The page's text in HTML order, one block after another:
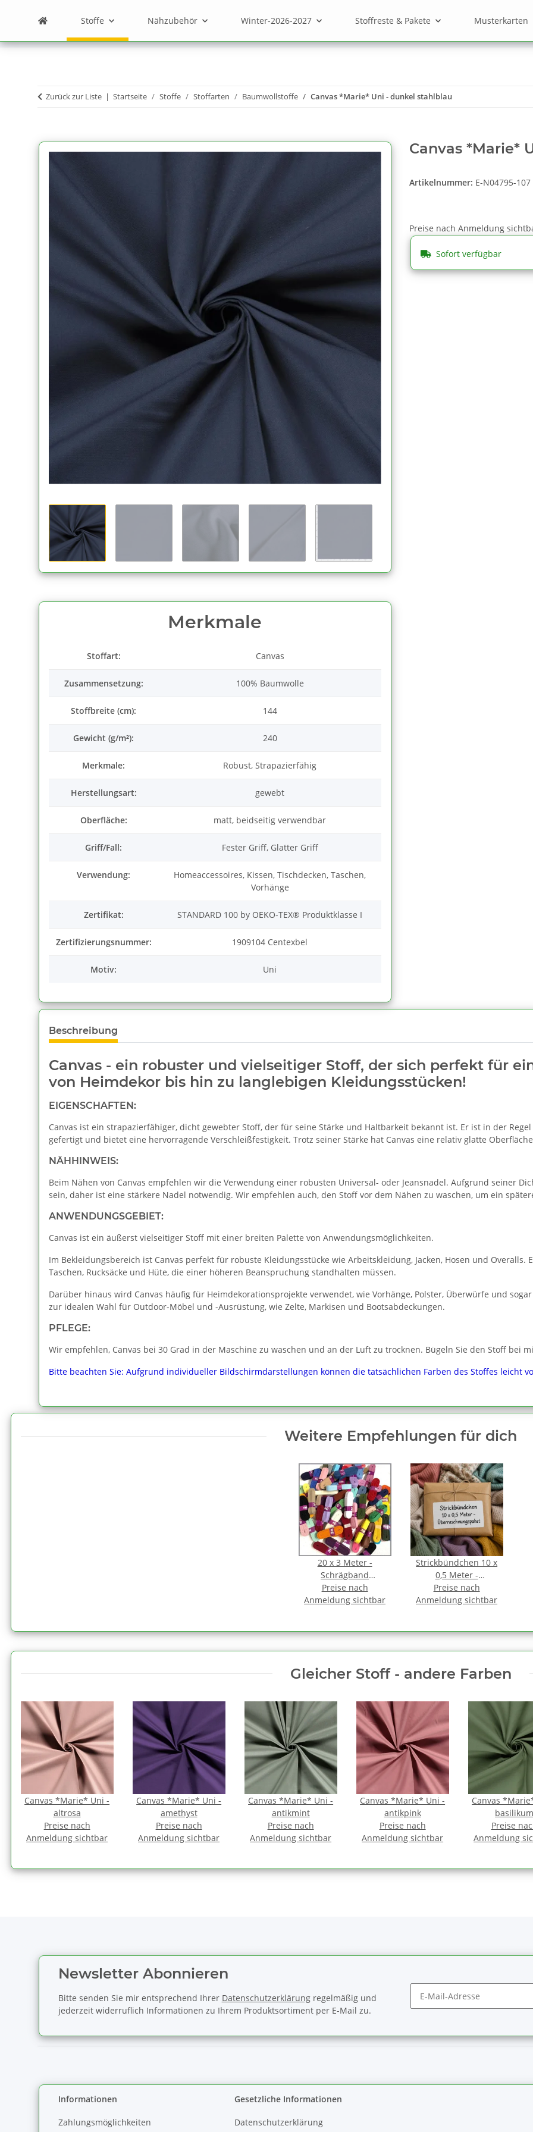
Stoffe Nähzubehör Winter-2026-2027 Stoffreste & Pakete Musterkarten
Zurück zur Liste Startseite Stoffe Stoffarten Baumwollstoffe Canvas *Marie* Uni - dunkel stahlblau
Merkmale
Stoffart: Canvas
Zusammensetzung: 100% Baumwolle
Stoffbreite (cm): 144
Gewicht (g/m²): 240
Merkmale: Robust, Strapazierfähig
Herstellungsart: gewebt
Oberfläche: matt, beidseitig verwendbar
Griff/Fall: Fester Griff, Glatter Griff
Verwendung:
Homeaccessoires, Kissen, Tischdecken, Taschen,
Vorhänge
Zertifikat: STANDARD 100 by OEKO-TEX® Produktklasse I
Zertifizierungsnummer: 1909104 Centexbel
Motiv: Uni
Canvas *Marie*
Artikelnummer: E-N04795-107
Preise nach Anmeldung
Sofort verfügbar
Beschreibung
Canvas - ein robuster und vielseitiger Stoff, der sich perfekt für
von Heimdekor bis hin zu langlebigen Kleidungsstücken!
EIGENSCHAFTEN:
Canvas ist ein strapazierfähiger, dicht gewebter Stoff, der für seine Stärke und Haltbarkeit bekannt ist. Er ist in der
gefertigt und bietet eine hervorragende Verschleißfestigkeit. Trotz seiner Stärke hat Canvas eine relativ glatte
NÄHHINWEIS:
Beim Nähen von Canvas empfehlen wir die Verwendung einer robusten Universal- oder Jeansnadel. Aufgrund seiner
sein, daher ist eine stärkere Nadel notwendig. Wir empfehlen auch, den Stoff vor dem Nähen zu waschen, um ein
ANWENDUNGSGEBIET:
Canvas ist ein äußerst vielseitiger Stoff mit einer breiten Palette von Anwendungsmöglichkeiten.
Im Bekleidungsbereich ist Canvas perfekt für robuste Kleidungsstücke wie Arbeitskleidung, Jacken, Hosen und Overalls.
Taschen, Rucksäcke und Hüte, die einer höheren Beanspruchung standhalten müssen.
Darüber hinaus wird Canvas häufig für Heimdekorationsprojekte verwendet, wie Vorhänge, Polster, Überwürfe und
zur idealen Wahl für Outdoor-Möbel und -Ausrüstung, wie Zelte, Markisen und Bootsabdeckungen.
PFLEGE:
Wir empfehlen, Canvas bei 30 Grad in der Maschine zu waschen und an der Luft zu trocknen. Bügeln Sie den Stoff bei
Bitte beachten Sie: Aufgrund individueller Bildschirmdarstellungen können die tatsächlichen Farben des Stoffes leicht
Weitere Empfehlungen für dich
20 x 3 Meter -
Schrägband
Baumwolle 1,2 cm
FARBMIX gefalzt
Preise nach
Anmeldung sichtbar
Strickbündchen 10 x
0,5 Meter -
Überraschnungspaket
Preise nach
Anmeldung sichtbar
Gleicher Stoff - andere Farben
Canvas *Marie* Uni -
altrosa
Preise nach
Anmeldung sichtbar
Canvas *Marie* Uni -
amethyst
Preise nach
Anmeldung sichtbar
Canvas *Marie* Uni -
antikmint
Preise nach
Anmeldung sichtbar
Canvas *Marie* Uni -
antikpink
Preise nach
Anmeldung sichtbar
Canvas
basilikum
Preise
Anmeldung
Newsletter Abonnieren
Bitte senden Sie mir entsprechend Ihrer Datenschutzerklärungregelmäßig und
jederzeit widerruflich Informationen zu Ihrem Produktsortiment per E-Mail zu.
Informationen
Zahlungsmöglichkeiten
Gesetzliche Informationen
Datenschutzerklärung